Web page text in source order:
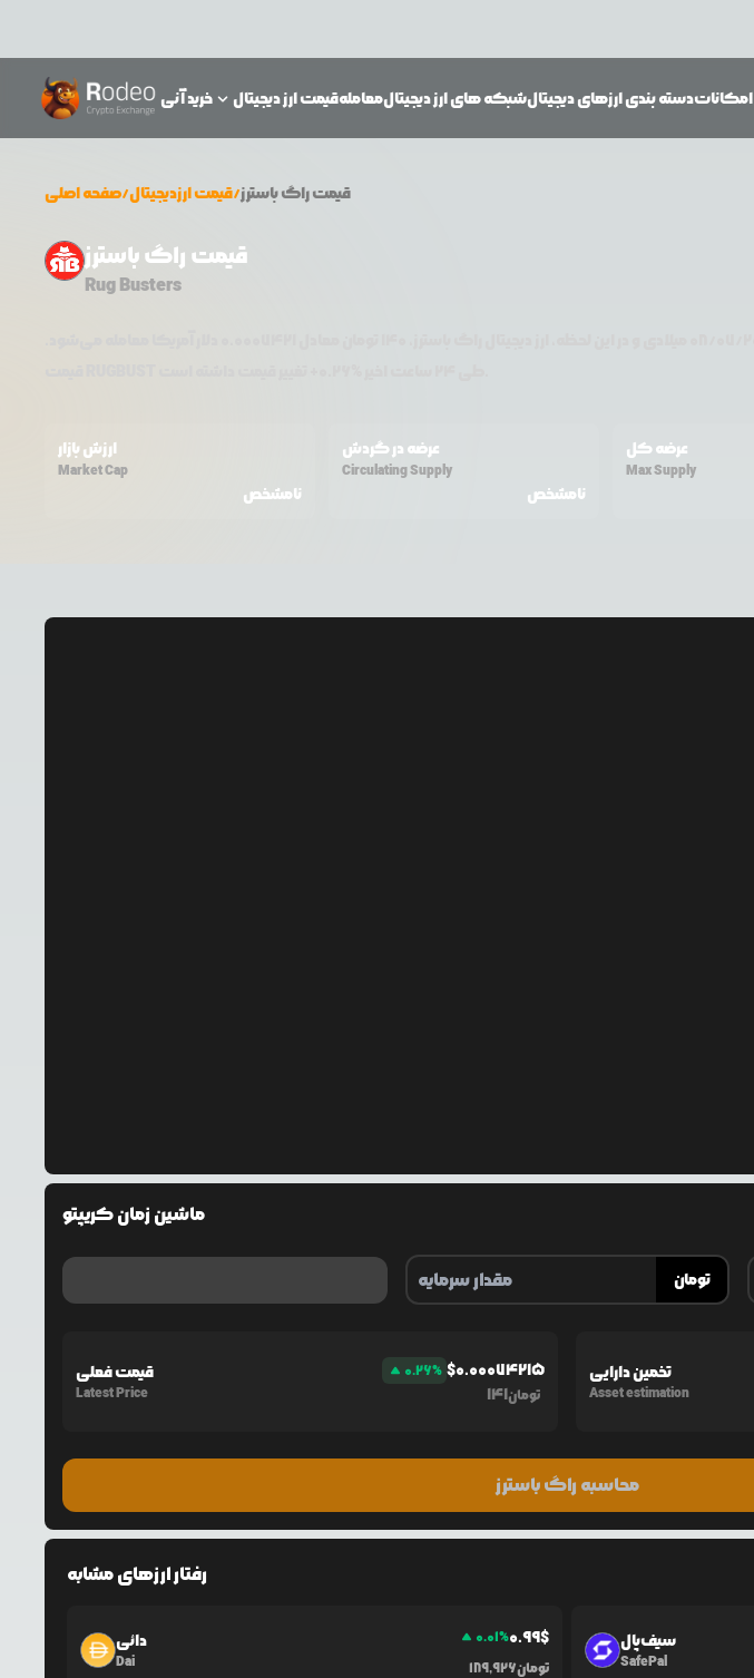
خرید آنی قیمت ارز دیجیتالمعاملهشبکه‌ های ارز دیجیتالدسته بندی ارزهای دیجیتالامکانات
صفحه اصلی/قیمت ارزدیجیتال/ قیمتراگ باسترز
قیمت راگ باسترز
Rug Busters
ارزش بازار
Market Cap
نامشخص
عرضه در گردش
Circulating Supply
نامشخص
عرضه کل
Max Supply
ماشین زمان کریپتو
تومان
قیمت فعلی
Latest Price
0.26% $0.00074215
141تومان
تخمین دارایی
Asset estimation
محاسبه راگ باسترز
رفتار ارزهای مشابه
دائی
Dai
0.01%0.99$
189,926تومان
سیف‌پال
SafePal